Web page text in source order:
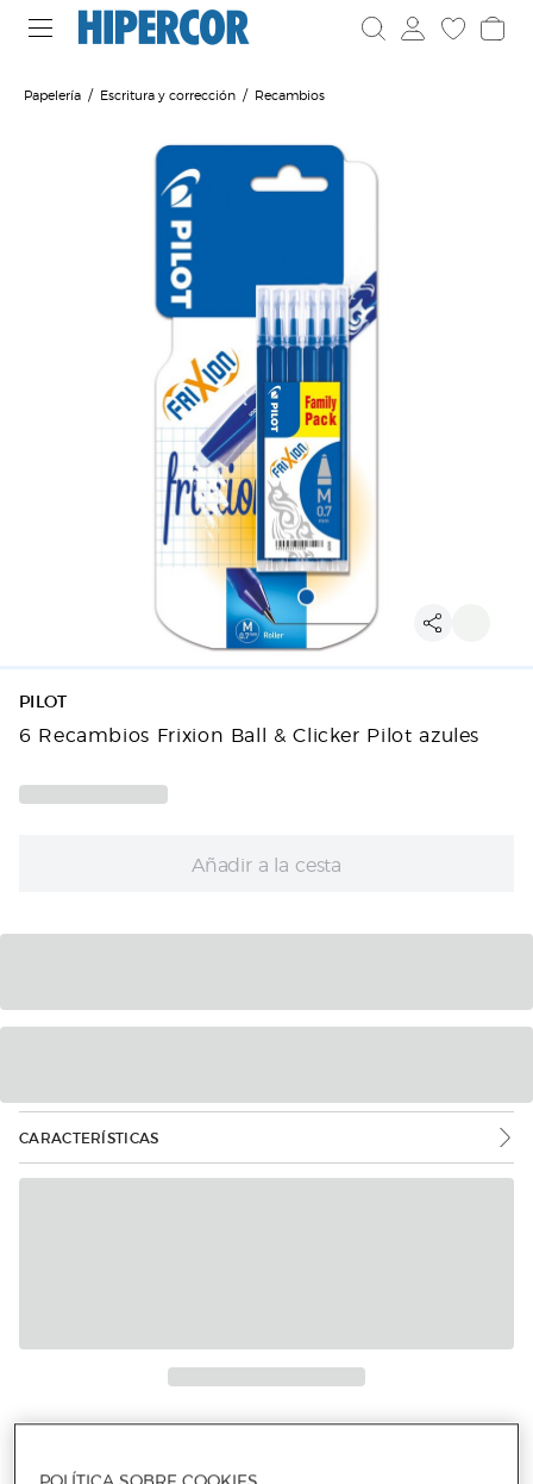
Papelería Escritura y corrección Recambios
PILOT
6 Recambios Frixion Ball & Clicker Pilot azules
Añadir a la cesta
CARACTERÍSTICAS